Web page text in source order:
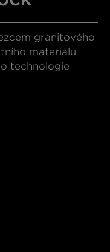
granitového
materiálu
technologie